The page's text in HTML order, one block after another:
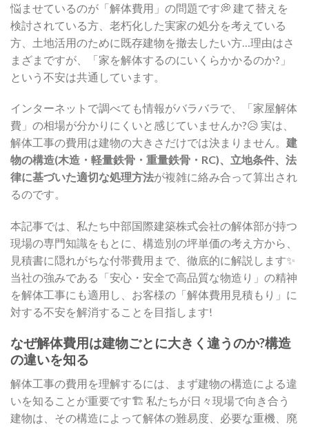
悩ませているのが「解体費用」の問題です💭 建て替えを
検討されている方、老朽化した実家の処分を考えている
方、土地活用のために既存建物を撤去したい方…理由はさ
まざまですが、「家を解体するのにいくらかかるのか?」
という不安は共通しています。
インターネットで調べても情報がバラバラで、「家屋解体
費」の相場が分かりにくいと感じていませんか?😥 実は、
解体工事の費用は建物の大きさだけでは決まりません。 建
物の構造(木造・軽量鉄骨・重量鉄骨・RC)、立地条件、法
律に基づいた適切な処理方法が複雑に絡み合って算出され
るのです。
本記事では、私たち中部国際建築株式会社の解体部が持つ
現場の専門知識をもとに、構造別の坪単価の考え方から、
見積書に隠れがちな付帯費用まで、徹底的に解説します✨
当社の強みである「安心・安全で高品質な物造り」の精神
を解体工事にも適用し、お客様の「解体費用見積もり」に
対する不安を解消することを目指します!
なぜ解体費用は建物ごとに大きく違うのか?構造
の違いを知る
解体工事の費用を理解するには、まず建物の構造による違
いを知ることが重要です🏗️ 私たちが日々現場で向き合う
建物は、その構造によって解体の難易度、必要な重機、廃